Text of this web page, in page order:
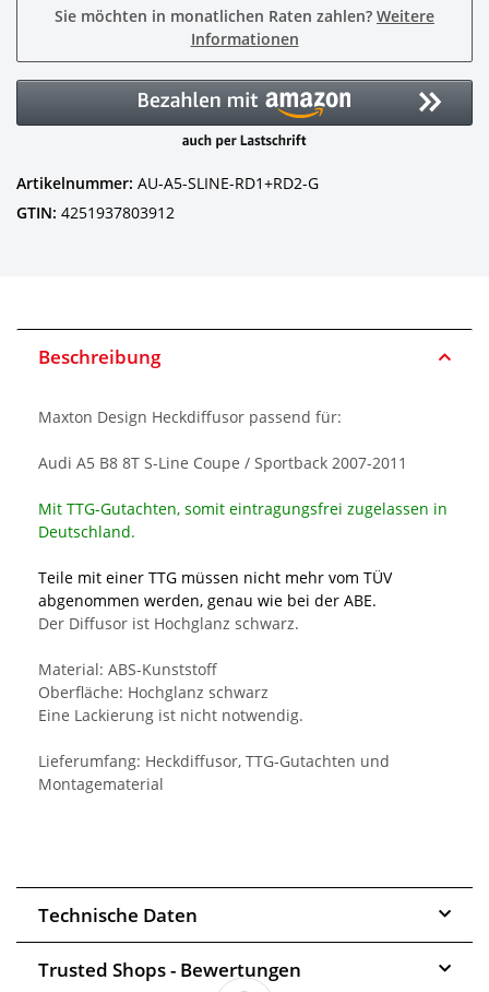
Sie möchten in monatlichen Raten zahlen? Weitere
Informationen
Artikelnummer: AU-A5-SLINE-RD1+RD2-G
GTIN: 4251937803912
Beschreibung
Maxton Design Heckdiffusor passend für:
Audi A5 B8 8T S-Line Coupe / Sportback 2007-2011
Mit TTG-Gutachten, somit eintragungsfrei zugelassen in
Deutschland.
Teile mit einer TTG müssen nicht mehr vom TÜV
abgenommen werden, genau wie bei der ABE.
Der Diffusor ist Hochglanz schwarz.
Material: ABS-Kunststoff
Oberfläche: Hochglanz schwarz
Eine Lackierung ist nicht notwendig.
Lieferumfang: Heckdiffusor, TTG-Gutachten und
Montagematerial
Technische Daten
Trusted Shops - Bewertungen